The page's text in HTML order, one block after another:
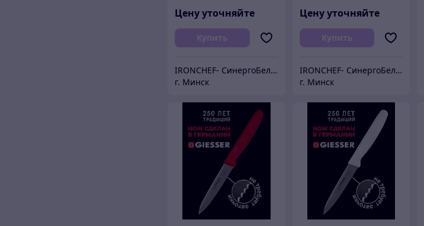
Цену уточняйте
Купить
IRONCHEF- СинергоБелСервис (для юр.лиц)
г. Минск
Цену уточняйте
Купить
IRONCHEF- СинергоБелСервис (для юр.лиц)
г. Минск